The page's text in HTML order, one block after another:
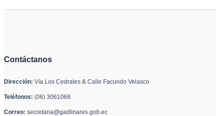
Contáctanos
Dirección: Vía Los Cedrales & Calle Facundo Velasco
Teléfonos: (06) 3061068
Correo: secretaria@gadlinares.gob.ec